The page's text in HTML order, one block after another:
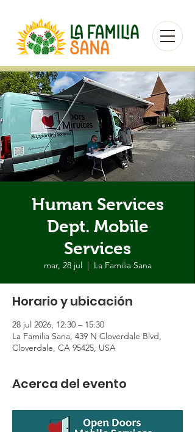
Human Services
Dept. Mobile
Services
mar, 28 jul
  |
La Familia Sana
Horario y ubicación
28 jul 2026, 12:30 – 15:30
La Familia Sana, 439 N Cloverdale Blvd,
Cloverdale, CA 95425, USA
Acerca del evento